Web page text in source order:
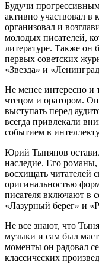
Будучи
активно участвовал
организовал и
молодых писателей,
литературе. Также он
первых советских
«Звезда» и
Не менее интересно
чтецом и оратором.
выступать перед
всегда привлекали
событием в
Юрий Тынянов оставил
наследие. Его романы,
восхищать читателей
оригинальностью
писателя включают в
«Лазурный берег» и
Не все знают, что
музыки и сам был
моменты он радовал
классических